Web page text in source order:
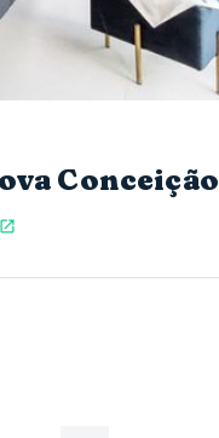
Conceição